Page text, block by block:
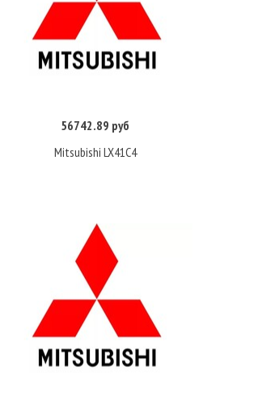
Купить
56742.89 руб
Mitsubishi LX41C4